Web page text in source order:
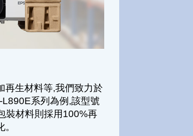
再生材料等,我們致力於
系列為例,該型號
裝材料則採用100%再